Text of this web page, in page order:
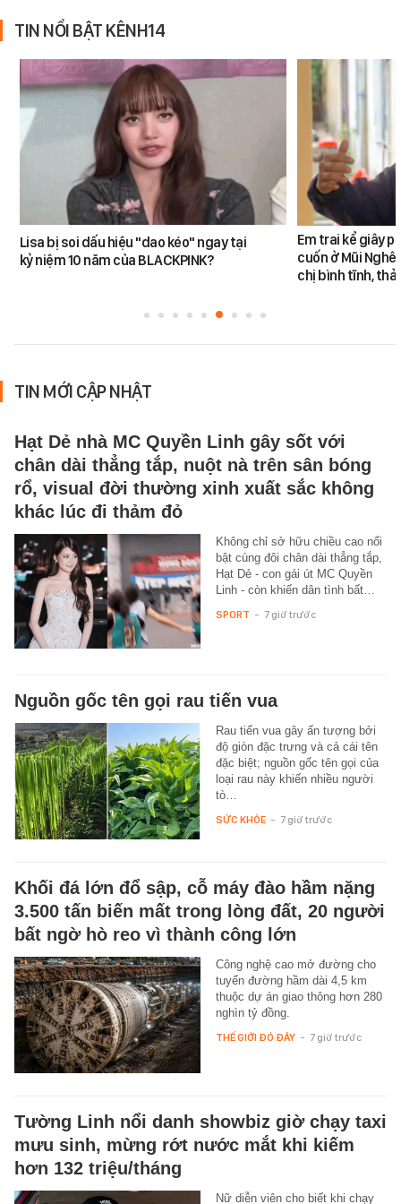
TIN NỔI BẬT KÊNH14
Lisa bị soi dấu hiệu "dao kéo" ngay tại
kỷ niệm 10 năm của BLACKPINK?
Em trai kể giây
cuốn ở Mũi
chị bình tĩnh,
TIN MỚI CẬP NHẬT
Hạt Dẻ nhà MC Quyền Linh gây sốt với
chân dài thẳng tắp, nuột nà trên sân bóng
rổ, visual đời thường xinh xuất sắc không
khác lúc đi thảm đỏ
Không chỉ sở hữu chiều cao nổi
bật cùng đôi chân dài thẳng tắp,
Hạt Dẻ - con gái út MC Quyền
Linh - còn khiến dân tình bất…
SPORT - 7 giờ trước
Nguồn gốc tên gọi rau tiến vua
Rau tiến vua gây ấn tượng bởi
độ giòn đặc trưng và cả cái tên
đặc biệt; nguồn gốc tên gọi của
loại rau này khiến nhiều người
tò…
SỨC KHỎE - 7 giờ trước
Khối đá lớn đổ sập, cỗ máy đào hầm nặng
3.500 tấn biến mất trong lòng đất, 20 người
bất ngờ hò reo vì thành công lớn
Công nghệ cao mở đường cho
tuyến đường hầm dài 4,5 km
thuộc dự án giao thông hơn 280
nghìn tỷ đồng.
THẾ GIỚI ĐÓ ĐÂY - 7 giờ trước
Tường Linh nổi danh showbiz giờ chạy taxi
mưu sinh, mừng rớt nước mắt khi kiếm
hơn 132 triệu/tháng
Nữ diễn viên cho biết khi chạy